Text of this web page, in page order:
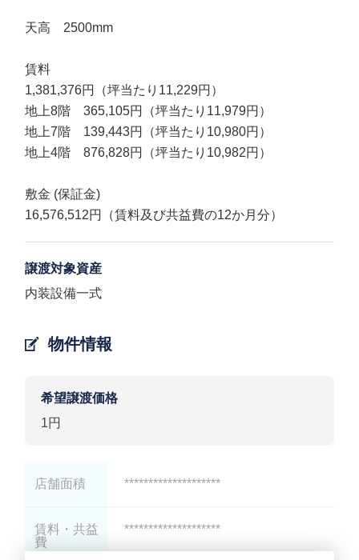
天高 2500mm
賃料
1,381,376円（坪当たり11,229円）
地上8階 365,105円（坪当たり11,979円）
地上7階 139,443円（坪当たり10,980円）
地上4階 876,828円（坪当たり10,982円）
敷金 (保証金)
16,576,512円（賃料及び共益費の12か月分）
譲渡対象資産
内装設備一式
物件情報
希望譲渡価格
1円
店舗面積 ********************
賃料・共益
費
********************